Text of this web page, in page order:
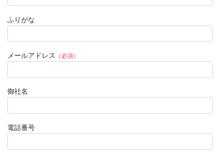
ふりがな
メールアドレス （必須）
御社名
電話番号